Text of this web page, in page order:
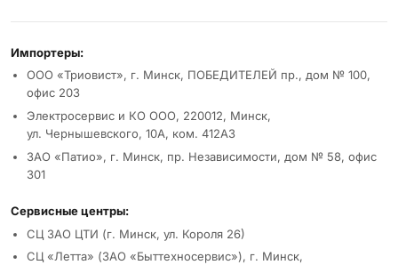
Реквизиты и условия
Импортеры:
ООО «Триовист», г. Минск, ПОБЕДИТЕЛЕЙ пр., дом № 100,
офис 203
Электросервис и КО ООО, 220012, Минск,
ул. Чернышевского, 10А, ком. 412А3
ЗАО «Патио», г. Минск, пр. Независимости, дом № 58, офис
301
Сервисные центры:
СЦ ЗАО ЦТИ (г. Минск, ул. Короля 26)
СЦ «Летта» (ЗАО «Быттехносервис»), г. Минск,